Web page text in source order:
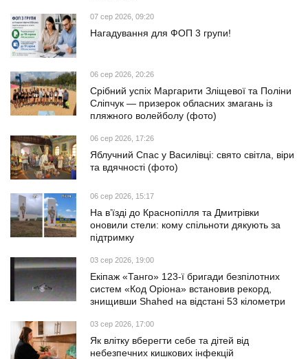
07 сер 2026, 09:20
Нагадування для ФОП 3 групи!
06 сер 2026, 20:26
Срібний успіх Маргарити Зліщевої та Поліни
Сліпчук — призерок обласних змагань із
пляжного волейболу (фото)
06 сер 2026, 17:26
Яблучний Спас у Василівці: свято світла, віри
та вдячності (фото)
06 сер 2026, 15:17
На в’їзді до Краснопілля та Дмитрівки
оновили стели: кому спільноти дякують за
підтримку
03 сер 2026, 19:00
Екіпаж «Танго» 123-ї бригади безпілотних
систем «Код Оріона» встановив рекорд,
знищивши Shahed на відстані 53 кілометри
03 сер 2026, 17:00
Як влітку вберегти себе та дітей від
небезпечних кишкових інфекцій